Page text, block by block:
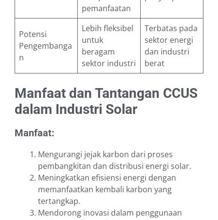
pemanfaatan
Potensi
Pengembanga
n
Lebih fleksibel
untuk
beragam
sektor industri
Terbatas pada
sektor energi
dan industri
berat
Manfaat dan Tantangan CCUS
dalam Industri Solar
Manfaat:
Mengurangi jejak karbon dari proses
pembangkitan dan distribusi energi solar.
Meningkatkan efisiensi energi dengan
memanfaatkan kembali karbon yang
tertangkap.
Mendorong inovasi dalam penggunaan